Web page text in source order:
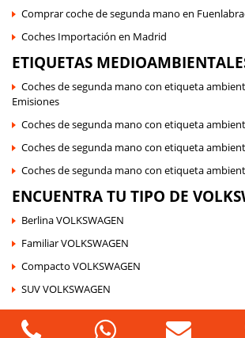
Comprar coche de segunda mano en
Coches Importación en Madrid
ETIQUETAS
Coches de segunda mano con etiqueta
Emisiones
Coches de segunda mano con etiqueta
Coches de segunda mano con etiqueta
Coches de segunda mano con etiqueta
ENCUENTRA TU TIPO DE
Berlina VOLKSWAGEN
Familiar VOLKSWAGEN
Compacto VOLKSWAGEN
SUV VOLKSWAGEN
Sus Datos Seguros